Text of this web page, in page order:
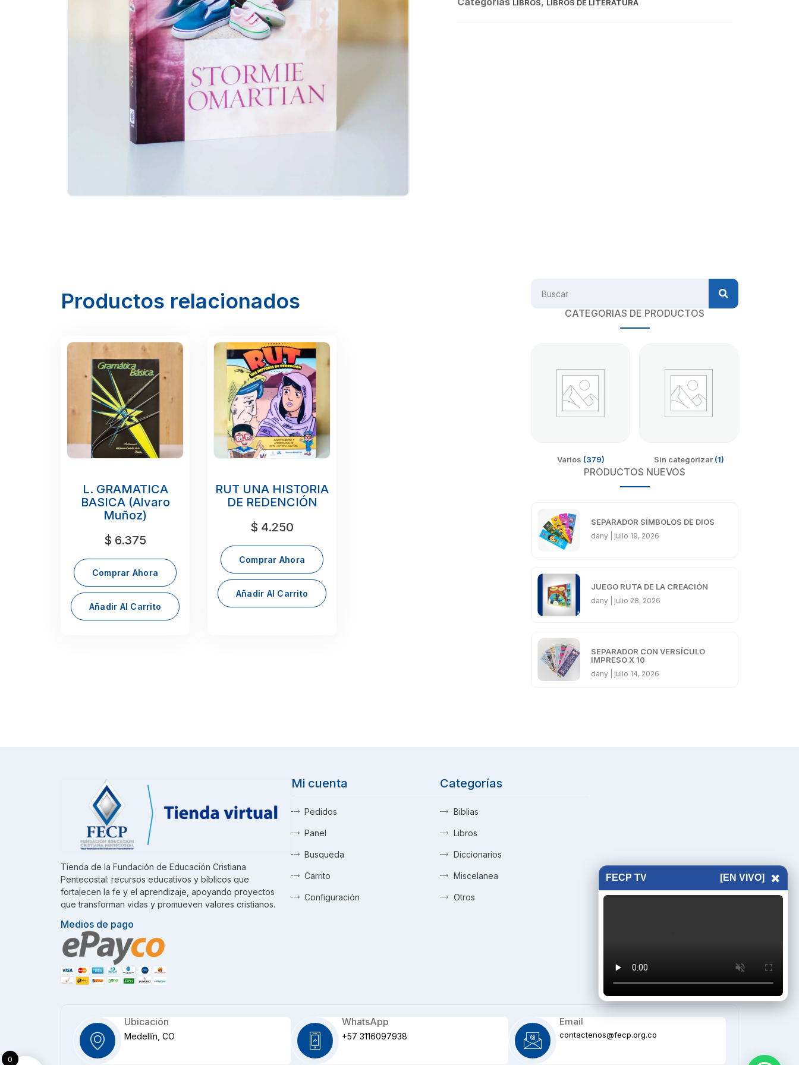
FECP TV [EN VIVO] ×
LIBROS LIBROS DE LITERATURA
Productos relacionados
L. GRAMATICA
BASICA (Alvaro
Muñoz)
$ 6.375
Comprar Ahora
Añadir Al Carrito
RUT UNA HISTORIA
DE REDENCIÓN
$ 4.250
Comprar Ahora
Añadir Al Carrito
CATEGORIAS DE PRODUCTOS
Varios (379) Sin categorizar (1)
PRODUCTOS NUEVOS
SEPARADOR SÍMBOLOS DE DIOS
dany julio 19, 2026
JUEGO RUTA DE LA CREACIÓN
dany julio 28, 2026
SEPARADOR CON VERSÍCULO
IMPRESO X 10
dany julio 14, 2026
Tienda de la Fundación de Educación Cristiana
Pentecostal: recursos educativos y bíblicos que
fortalecen la fe y el aprendizaje, apoyando proyectos
que transforman vidas y promueven valores cristianos.
Medios de pago
Mi cuenta
Pedidos
Panel
Busqueda
Carrito
Configuración
Categorías
Biblias
Libros
Diccionarios
Miscelanea
Otros
Ubicación
Medellín, CO
WhatsApp
+57 3116097938
Email
contactenos@fecp.org.co
0